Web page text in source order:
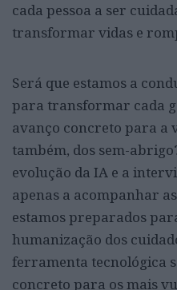
cada pessoa a ser
transformar vidas e
Será que estamos a
para transformar cada
avanço concreto para a
também, dos sem-
evolução da IA e a
apenas a acompanhar
estamos preparados
humanização dos
ferramenta tecnológica
concreto para os mais